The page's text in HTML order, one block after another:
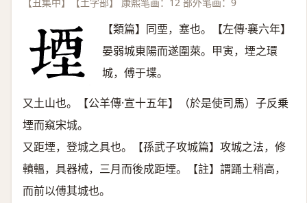
【類篇】同垔，塞也。【左傳·襄六年】
晏弱城東陽而遂圍萊。甲寅，堙之環
城，傅于堞。
又土山也。【公羊傳·宣十五年】（於是使司馬）子反乗
堙而窺宋城。
又距堙，登城之具也。【孫武子攻城篇】攻城之法，修
轒轀，具器械，三月而後成距堙。【註】謂踊土稍高，
而前以傅其城也。